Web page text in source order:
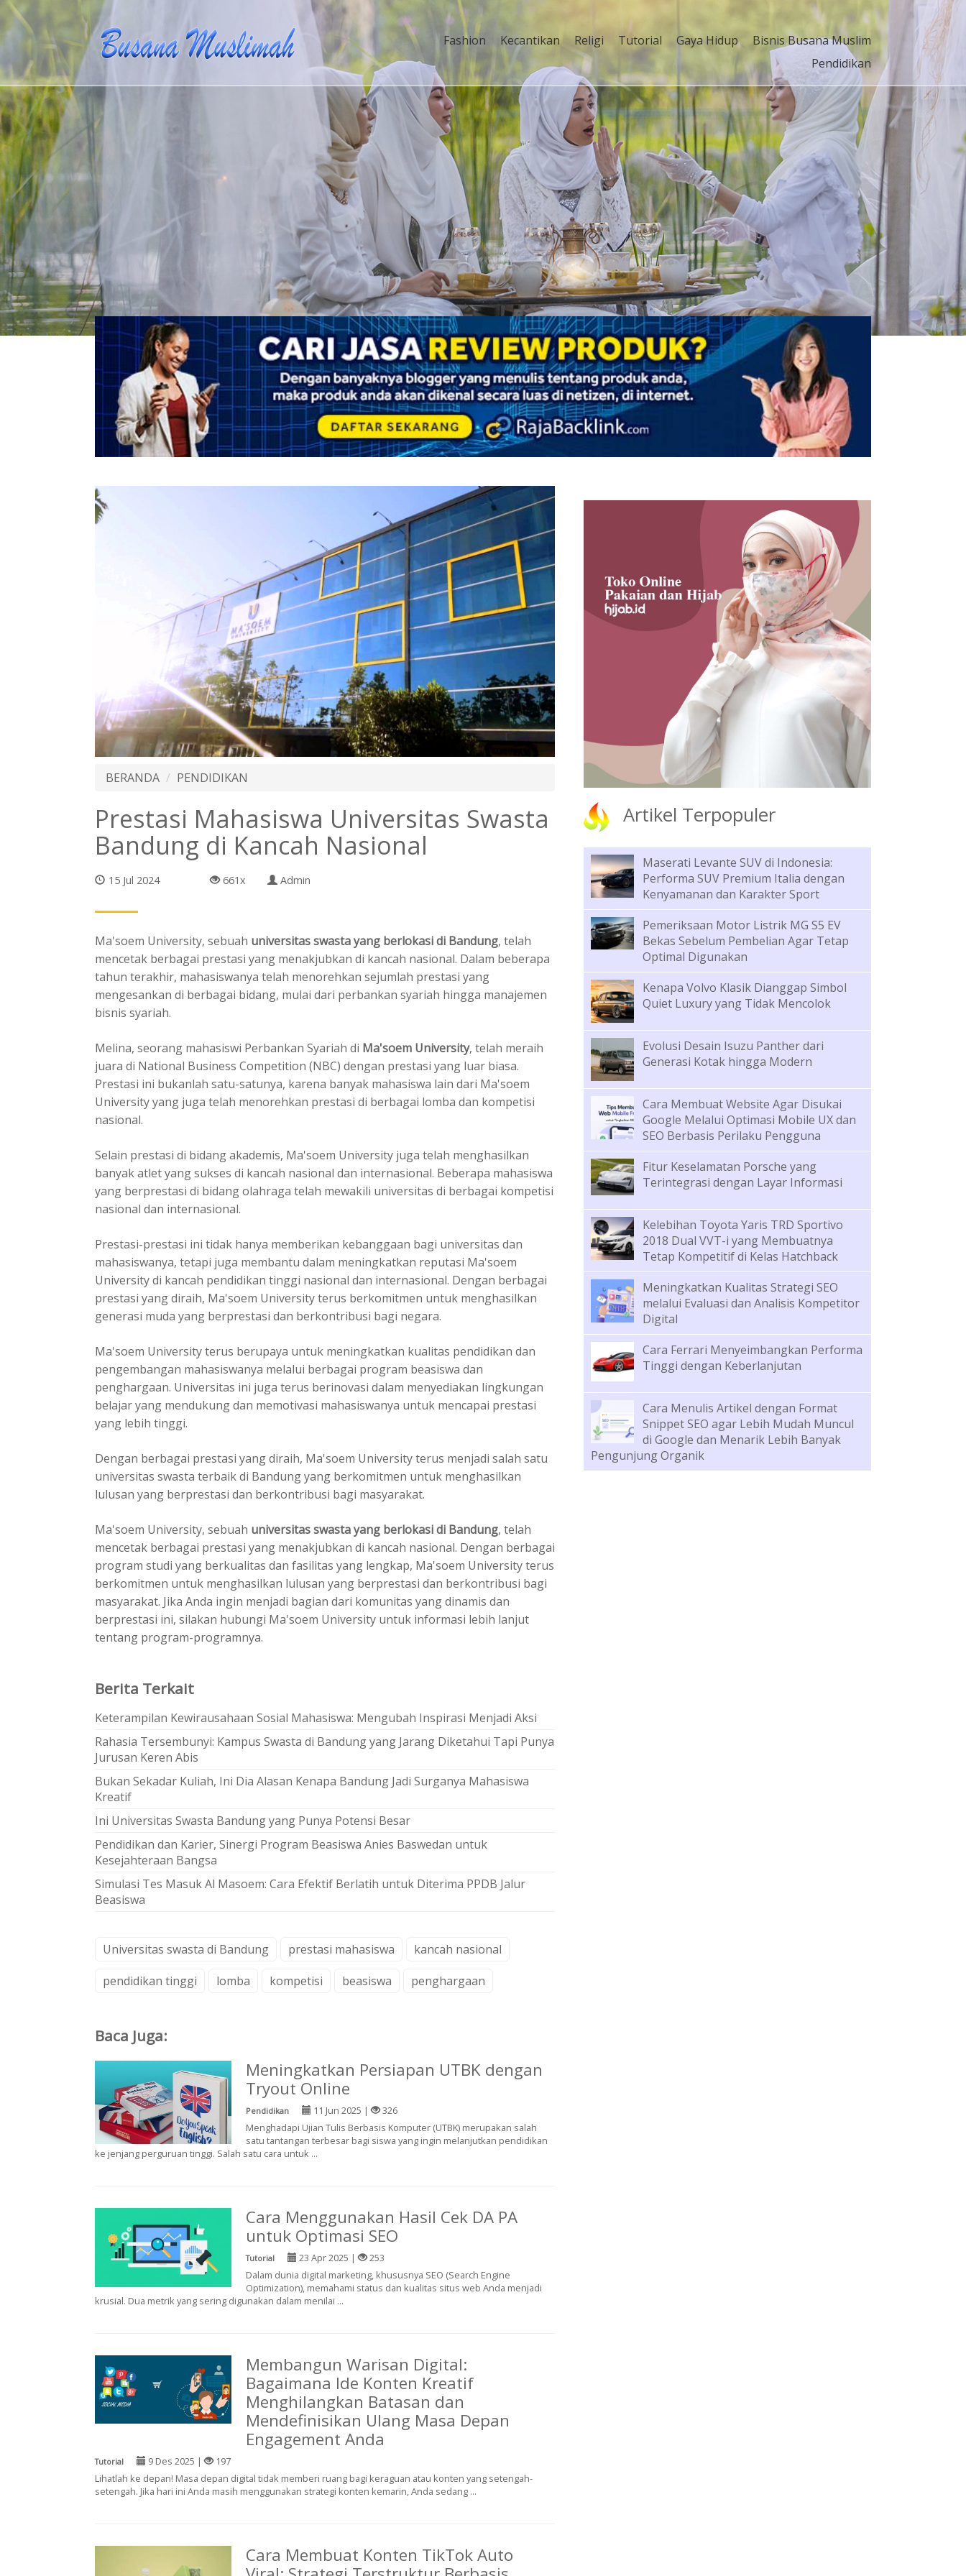
Fashion Kecantikan Religi Tutorial Gaya Hidup
Bisnis Busana Muslim
Pendidikan
BERANDA PENDIDIKAN
Prestasi Mahasiswa Universitas Swasta
Bandung di Kancah Nasional
15 Jul 2024 661x Admin
Ma'soem University, sebuah universitas swasta yang berlokasi di Bandung, telah
mencetak berbagai prestasi yang menakjubkan di kancah nasional. Dalam beberapa
tahun terakhir, mahasiswanya telah menorehkan sejumlah prestasi yang
mengesankan di berbagai bidang, mulai dari perbankan syariah hingga manajemen
bisnis syariah.
Melina, seorang mahasiswi Perbankan Syariah di Ma'soem University, telah meraih
juara di National Business Competition (NBC) dengan prestasi yang luar biasa.
Prestasi ini bukanlah satu-satunya, karena banyak mahasiswa lain dari Ma'soem
University yang juga telah menorehkan prestasi di berbagai lomba dan kompetisi
nasional.
Selain prestasi di bidang akademis, Ma'soem University juga telah menghasilkan
banyak atlet yang sukses di kancah nasional dan internasional. Beberapa mahasiswa
yang berprestasi di bidang olahraga telah mewakili universitas di berbagai kompetisi
nasional dan internasional.
Prestasi-prestasi ini tidak hanya memberikan kebanggaan bagi universitas dan
mahasiswanya, tetapi juga membantu dalam meningkatkan reputasi Ma'soem
University di kancah pendidikan tinggi nasional dan internasional. Dengan berbagai
prestasi yang diraih, Ma'soem University terus berkomitmen untuk menghasilkan
generasi muda yang berprestasi dan berkontribusi bagi negara.
Ma'soem University terus berupaya untuk meningkatkan kualitas pendidikan dan
pengembangan mahasiswanya melalui berbagai program beasiswa dan
penghargaan. Universitas ini juga terus berinovasi dalam menyediakan lingkungan
belajar yang mendukung dan memotivasi mahasiswanya untuk mencapai prestasi
yang lebih tinggi.
Dengan berbagai prestasi yang diraih, Ma'soem University terus menjadi salah satu
universitas swasta terbaik di Bandung yang berkomitmen untuk menghasilkan
lulusan yang berprestasi dan berkontribusi bagi masyarakat.
Ma'soem University, sebuah universitas swasta yang berlokasi di Bandung, telah
mencetak berbagai prestasi yang menakjubkan di kancah nasional. Dengan berbagai
program studi yang berkualitas dan fasilitas yang lengkap, Ma'soem University terus
berkomitmen untuk menghasilkan lulusan yang berprestasi dan berkontribusi bagi
masyarakat. Jika Anda ingin menjadi bagian dari komunitas yang dinamis dan
berprestasi ini, silakan hubungi Ma'soem University untuk informasi lebih lanjut
tentang program-programnya.
Berita Terkait
Keterampilan Kewirausahaan Sosial Mahasiswa: Mengubah Inspirasi Menjadi Aksi
Rahasia Tersembunyi: Kampus Swasta di Bandung yang Jarang Diketahui Tapi Punya
Jurusan Keren Abis
Bukan Sekadar Kuliah, Ini Dia Alasan Kenapa Bandung Jadi Surganya Mahasiswa
Kreatif
Ini Universitas Swasta Bandung yang Punya Potensi Besar
Pendidikan dan Karier, Sinergi Program Beasiswa Anies Baswedan untuk
Kesejahteraan Bangsa
Simulasi Tes Masuk Al Masoem: Cara Efektif Berlatih untuk Diterima PPDB Jalur
Beasiswa
Universitas swasta di Bandung prestasi mahasiswa
kancah nasional
pendidikan tinggi
lomba kompetisi beasiswa penghargaan
Baca Juga:
Meningkatkan Persiapan UTBK dengan
Tryout Online
Pendidikan 11 Jun 2025 |
326
Menghadapi Ujian Tulis Berbasis Komputer (UTBK) merupakan salah
satu tantangan terbesar bagi siswa yang ingin melanjutkan pendidikan
ke jenjang perguruan tinggi. Salah satu cara untuk ...
Cara Menggunakan Hasil Cek DA PA
untuk Optimasi SEO
Tutorial 23 Apr 2025 |
253
Dalam dunia digital marketing, khususnya SEO (Search Engine
Optimization), memahami status dan kualitas situs web Anda menjadi
krusial. Dua metrik yang sering digunakan dalam menilai ...
Membangun Warisan Digital:
Bagaimana Ide Konten Kreatif
Menghilangkan Batasan dan
Mendefinisikan Ulang Masa Depan
Engagement Anda
Tutorial 9 Des 2025 |
197
Lihatlah ke depan! Masa depan digital tidak memberi ruang bagi keraguan atau konten yang setengah-
setengah. Jika hari ini Anda masih menggunakan strategi konten kemarin, Anda sedang ...
Cara Membuat Konten TikTok Auto
Artikel Terpopuler
Maserati Levante SUV di Indonesia:
Performa SUV Premium Italia dengan
Kenyamanan dan Karakter Sport
Pemeriksaan Motor Listrik MG S5 EV
Bekas Sebelum Pembelian Agar Tetap
Optimal Digunakan
Kenapa Volvo Klasik Dianggap Simbol
Quiet Luxury yang Tidak Mencolok
Evolusi Desain Isuzu Panther dari
Generasi Kotak hingga Modern
Cara Membuat Website Agar Disukai
Google Melalui Optimasi Mobile UX dan
SEO Berbasis Perilaku Pengguna
Fitur Keselamatan Porsche yang
Terintegrasi dengan Layar Informasi
Kelebihan Toyota Yaris TRD Sportivo
2018 Dual VVT-i yang Membuatnya
Tetap Kompetitif di Kelas Hatchback
Meningkatkan Kualitas Strategi SEO
melalui Evaluasi dan Analisis Kompetitor
Digital
Cara Ferrari Menyeimbangkan Performa
Tinggi dengan Keberlanjutan
Cara Menulis Artikel dengan Format
Snippet SEO agar Lebih Mudah Muncul
di Google dan Menarik Lebih Banyak
Pengunjung Organik